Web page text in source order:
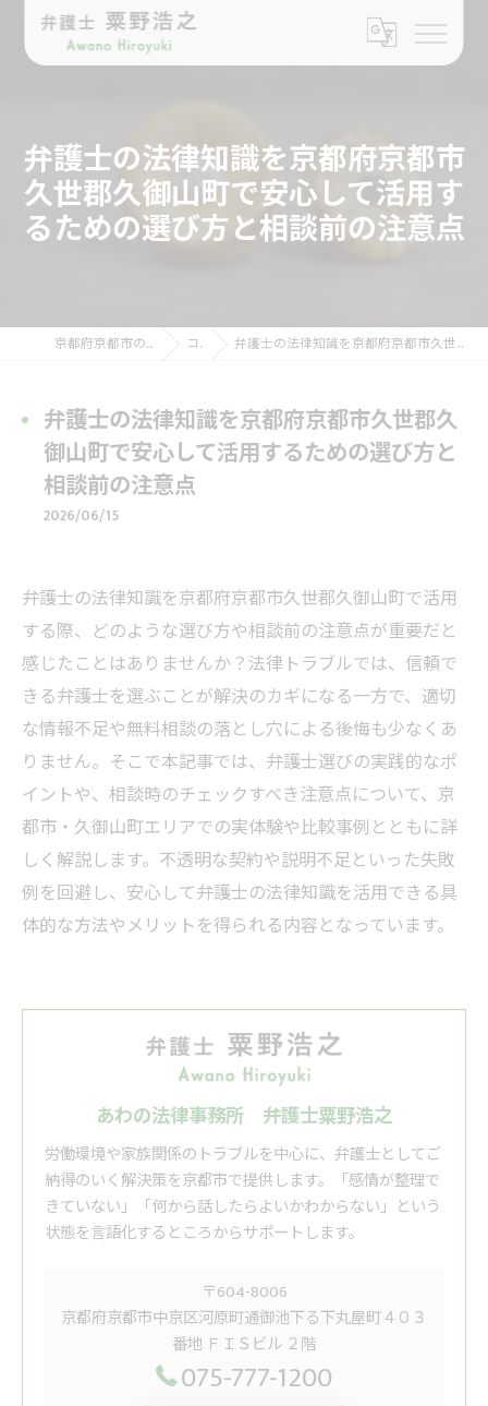
弁護士の法律知識を京都府京都市
久世郡久御山町で安心して活用す
るための選び方と相談前の注意点
京都府京都市の弁護士なら弁護士 粟野浩之 コラム 弁護士の法律知識を京都府京都市久世郡久御山町で安心して活用するための選び方と相談前の注意点
弁護士の法律知識を京都府京都市久世郡久
御山町で安心して活用するための選び方と
相談前の注意点
2026/06/15
弁護士の法律知識を京都府京都市久世郡久御山町で活用
する際、どのような選び方や相談前の注意点が重要だと
感じたことはありませんか？法律トラブルでは、信頼で
きる弁護士を選ぶことが解決のカギになる一方で、適切
な情報不足や無料相談の落とし穴による後悔も少なくあ
りません。そこで本記事では、弁護士選びの実践的なポ
イントや、相談時のチェックすべき注意点について、京
都市・久御山町エリアでの実体験や比較事例とともに詳
しく解説します。不透明な契約や説明不足といった失敗
例を回避し、安心して弁護士の法律知識を活用できる具
体的な方法やメリットを得られる内容となっています。
あわの法律事務所 弁護士粟野浩之
労働環境や家族関係のトラブルを中心に、弁護士としてご
納得のいく解決策を京都市で提供します。「感情が整理で
きていない」「何から話したらよいかわからない」という
状態を言語化するところからサポートします。
〒604-8006
京都府京都市中京区河原町通御池下る下丸屋町４０３
番地 ＦＩＳビル ２階
075-777-1200